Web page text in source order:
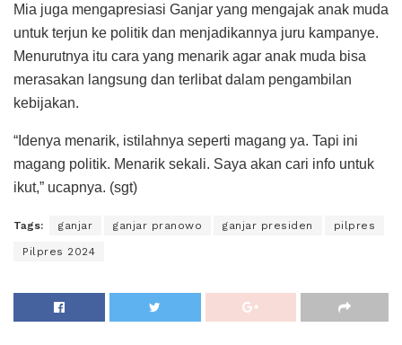
Mia juga mengapresiasi Ganjar yang mengajak anak muda
untuk terjun ke politik dan menjadikannya juru kampanye.
Menurutnya itu cara yang menarik agar anak muda bisa
merasakan langsung dan terlibat dalam pengambilan
kebijakan.
“Idenya menarik, istilahnya seperti magang ya. Tapi ini
magang politik. Menarik sekali. Saya akan cari info untuk
ikut,” ucapnya. (sgt)
Tags: ganjar ganjar pranowo ganjar presiden pilpres
Pilpres 2024